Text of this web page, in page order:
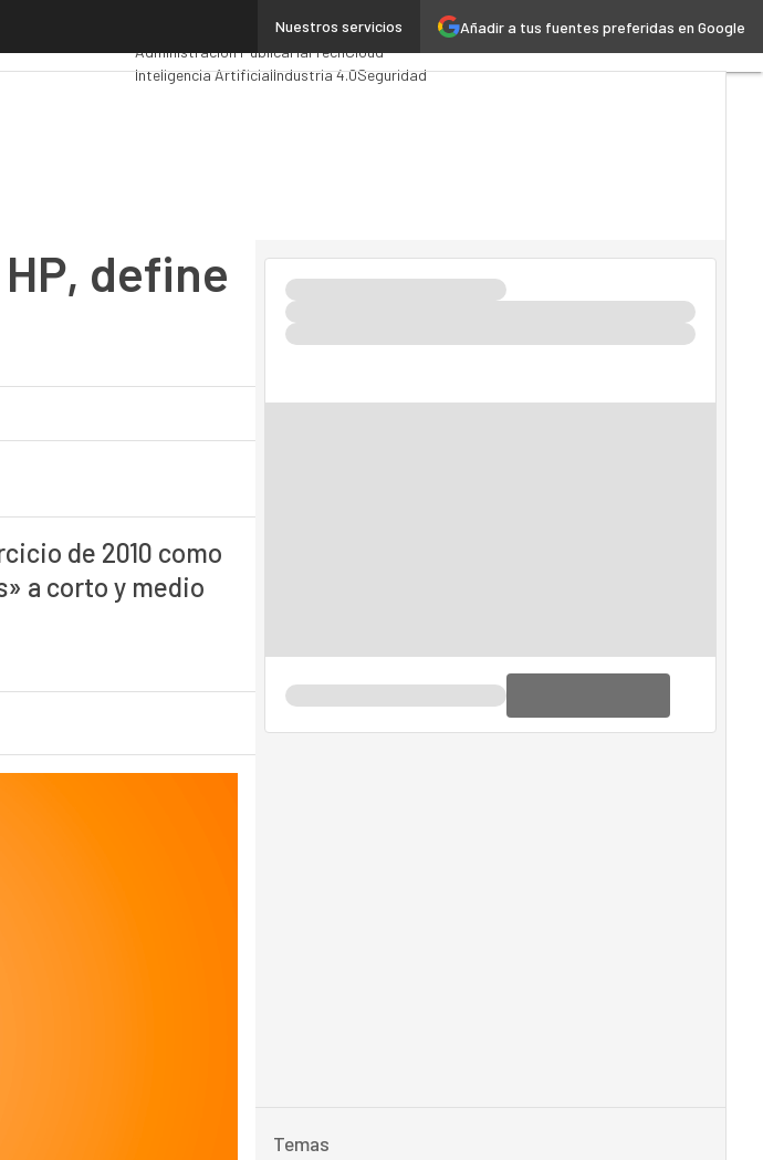
Añadir a tus fuentes preferidas en Google
Nuestros servicios
Analytics
Administración PúblicaMarTechCloud
Inteligencia ArtificialIndustria 4.0Seguridad
define
de 2010 como
a corto y medio
Temas